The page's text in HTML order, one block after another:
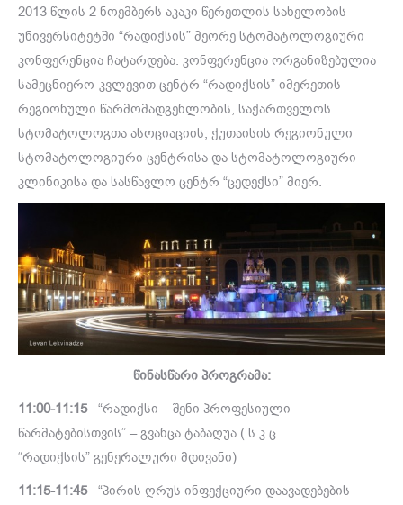
2013 წლის 2 ნოემბერს აკაკი წერეთლის სახელობის
უნივერსიტეტში “რადიქსის” მეორე სტომატოლოგიური
კონფერენცია ჩატარდება. კონფერენცია ორგანიზებულია
სამეცნიერო-კვლევით ცენტრ “რადიქსის” იმერეთის
რეგიონული წარმომადგენლობის, საქართველოს
სტომატოლოგთა ასოციაციის, ქუთაისის რეგიონული
სტომატოლოგიური ცენტრისა და სტომატოლოგიური
კლინიკისა და სასწავლო ცენტრ “ცედექსი” მიერ.
წინასწარი პროგრამა:
11:00-11:15 “რადიქსი – შენი პროფესიული
წარმატებისთვის” – გვანცა ტაბაღუა ( ს.კ.ც.
“რადიქსის” გენერალური მდივანი)
11:15-11:45 “პირის ღრუს ინფექციური დაავადებების